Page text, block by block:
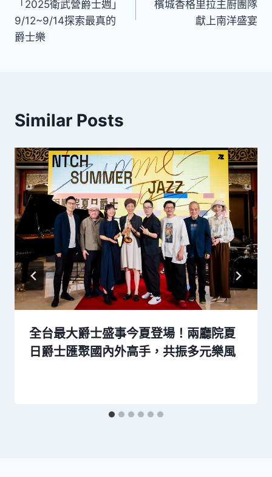
導
覽
「2025衛武營爵士週」
9/12~9/14探索最真的
爵士樂
檳城香格里拉主廚團隊
獻上南洋盛宴
Similar Posts
全台最大爵士盛事今夏登場！兩廳院夏
日爵士匯聚國內外高手，共振多元樂風